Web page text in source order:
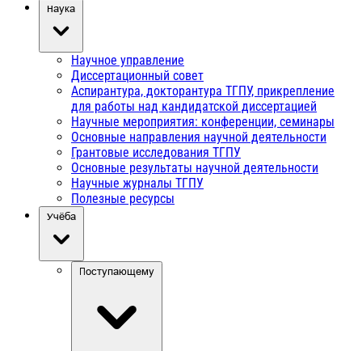
Наука
Научное управление
Диссертационный совет
Аспирантура, докторантура ТГПУ, прикрепление
для работы над кандидатской диссертацией
Научные мероприятия: конференции, семинары
Основные направления научной деятельности
Грантовые исследования ТГПУ
Основные результаты научной деятельности
Научные журналы ТГПУ
Полезные ресурсы
Учёба
Поступающему